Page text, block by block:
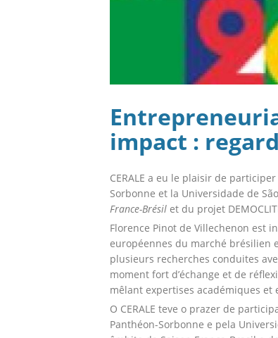
impact :
CERALE a eu le plaisir de
Sorbonne et la Universidade de
France-Brésil et du projet
Florence Pinot de Villechenon est
européennes du marché brésilien
plusieurs recherches conduites
moment fort d’échange et de
mêlant expertises académiques et
O CERALE teve o prazer de
Panthéon-Sorbonne e pela